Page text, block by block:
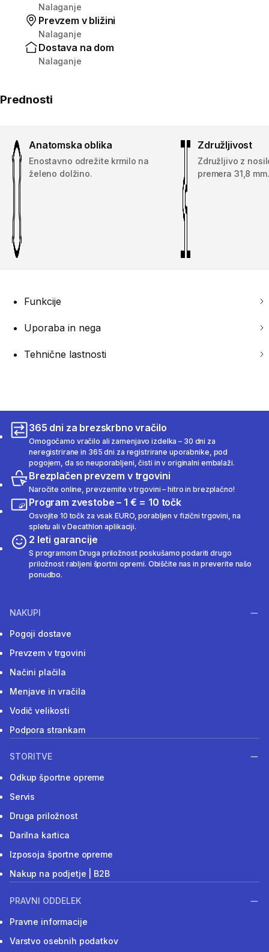
Nalaganje
Prevzem v bližini
Nalaganje
Dostava na dom
Nalaganje
Prednosti
Anatomska oblika
Enostavno odrežite krmilo na
želeno dolžino.
Združljivost
Združljivo z
premera 31,8 mm.
Funkcije
Uporaba in nega
Tehnične lastnosti
365 dni za brezskrbno vračilo
Omogočamo vračilo ali zamenjavo izdelka – 30 dni za
neregistrirane in 365 dni za registrirane uporabnike, pod
pogojem, da so neuporabljeni, čisti in v originalni embalaži.
Brezplačen prevzem v trgovini
Naročite online, prevzemite v trgovini – hitro in brezplačno!
Program zvestobe – 1 € = 10 točk
Osvojite 10 točk za vsak EURO, porabljen v fizični trgovini, na
spletu ali v Decathlon aplikaciji.
2 leti garancije
S programom Druga priložnost poskušamo podariti drugo
priložnost rabljeni športni opremi. Obiščite nas in preverite našo
ponudbo.
NAKUPI
Pogoji dostave
Prevzem v trgovini
Načini plačila
Menjave in vračila
Vodič velikosti
Podpora strankam
STORITVE
Odkup športne opreme
Servis
Druga priložnost
Darilna kartica
Izposoja športne opreme
Nakup na podjetje | B2B
PRAVNI ODDELEK
Pravne informacije
Varstvo osebnih podatkov